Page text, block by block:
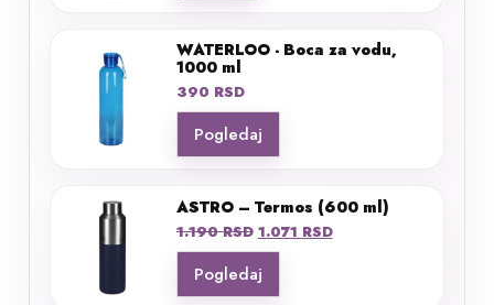
WATERLOO - Boca za vodu,
1000 ml
390 RSD
Pogledaj
ASTRO – Termos (600 ml)
1.190RSD Originalna
cena
je
bila:
1.071 RSDTrenutna
Pogledaj